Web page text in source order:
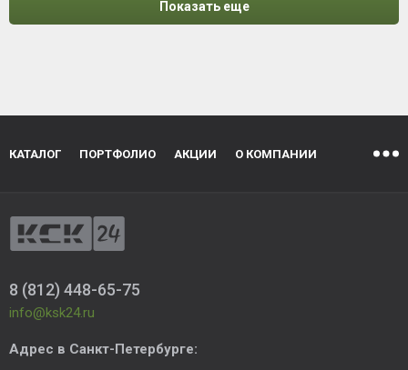
Показать еще
КАТАЛОГ ПОРТФОЛИО АКЦИИ О КОМПАНИИ
8 (812) 448-65-75
info@ksk24.ru
Адрес в Санкт-Петербурге: